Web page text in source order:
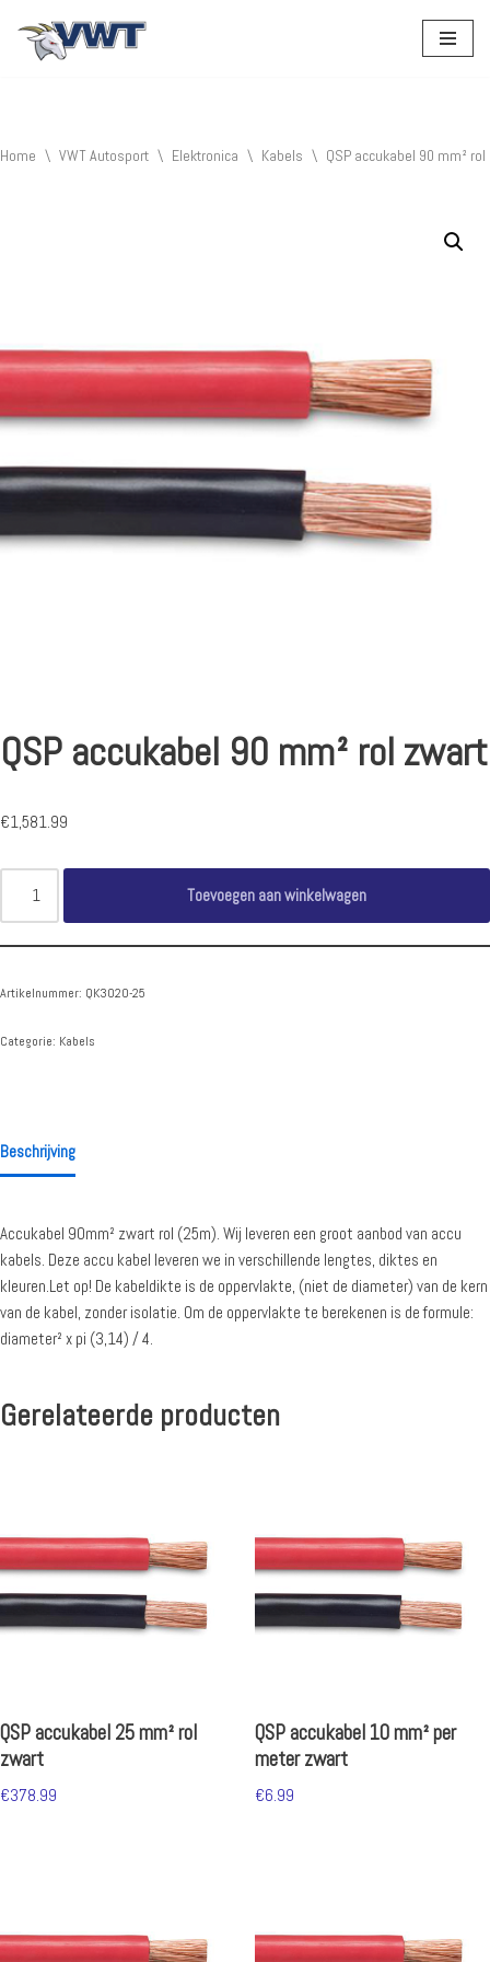
Home \ VWT Autosport \ Elektronica \ Kabels \ QSP accukabel 90 mm²
QSP accukabel 90 mm² rol zwart
€1,581.99
Toevoegen aan winkelwagen
Artikelnummer: QK3020-25
Categorie: Kabels
Beschrijving
Accukabel 90mm² zwart rol (25m). Wij leveren een groot aanbod van accu
kabels. Deze accu kabel leveren we in verschillende lengtes, diktes en
kleuren.Let op! De kabeldikte is de oppervlakte, (niet de diameter) van de kern
van de kabel, zonder isolatie. Om de oppervlakte te berekenen is de formule:
diameter² x pi (3,14) / 4.
Gerelateerde producten
QSP accukabel 25 mm² rol
zwart
€378.99
QSP accukabel 10 mm² per
meter zwart
€6.99